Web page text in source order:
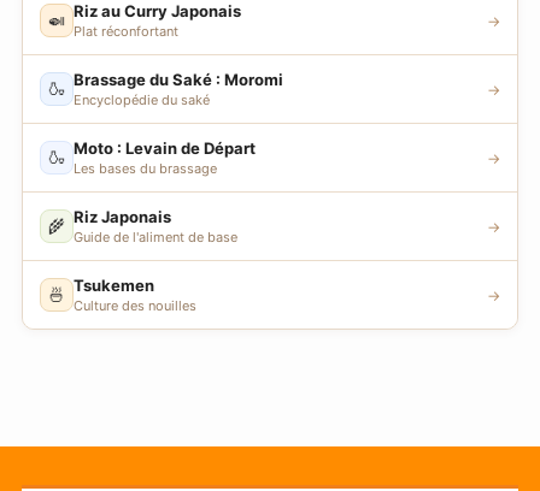
🍛 Riz au Curry Japonais
Plat réconfortant
→
🍶 Brassage du Saké : Moromi
Encyclopédie du saké
→
🍶 Moto : Levain de Départ
Les bases du brassage
→
🌾 Riz Japonais
Guide de l'aliment de base
→
🍜 Tsukemen
Culture des nouilles
→